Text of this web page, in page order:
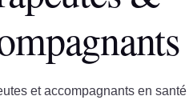
et accompagnants en santé